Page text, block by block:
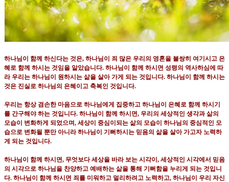
하나님이 함께 하신다는 것은, 하나님이 죄 많은 우리의 영혼을 불쌍히 여기시고 은
혜로 함께 하시는 것임을 알았습니다. 하나님이 함께 하시면 성령의 역사하심에 따
라 우리는 하나님이 원하시는 삶을 살아 가게 되는 것입니다. 하나님이 함께 하시는
것은 진실로 하나님의 은혜이고 축복인 것입니다.
우리는 항상 겸손한 마음으로 하나님에게 집중하고 하나님이 은혜로 함께 하시기
를 간구해야 하는 것입니다. 하나님이 함께 하시면, 우리의 세상적인 생각과 삶의
모습이 변화하게 되었으며, 세상이 중심이되는 삶의 모습이 하나님의 중심적인 모
습으로 변화될 뿐만 아니라 하나님이 기뻐하시는 믿음의 삶을 살아 가고자 노력하
게 되는 것입니다.
하나님이 함께 하시면, 무엇보다 세상을 바라 보는 시각이, 세상적인 시각에서 믿음
의 시각으로 하나님을 찬양하고 예배하는 삶을 통해 기뻐함을 누리게 되는 것입니
다. 하나님이 함께 하시면 죄를 미워하고 멀리하려고 노력하고, 하나님이 우리 자신